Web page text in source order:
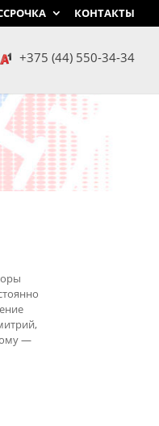
КОНТАКТЫ
+375 (44) 550-34-34
—